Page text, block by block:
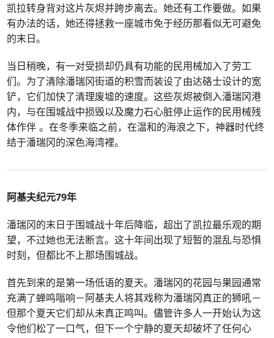
凯拉转身背对这片灰烬并跨步离去。她还有工作要做。如果
有办法的话，她还得拯救一座城市免于经历那看似无可避免
的末日。
当日稍晚，有一对受损却仍具有功能的民用械加入了劳工
们。为了清除潘瑞冈街道的积雪而装设了由达硌士设计的宽
铲，它们加快了清理废墟的速度。这些灰烬被倒入潘瑞冈港
内，与在围城战中损毁以及魔力石心脏停止运作的民用械残
体作伴 。在冬季来临之前，在温和的海浪之下，神器时代终
结于潘瑞冈的深色海湾裡。
阿基夫纪元79年
潘瑞冈的末日于围城战十年后降临，超出了凯拉最乐观的期
望，不过她也无法断言。这十年间出现了短暂的混乱与恐惧
时刻，但都比不上那场围城战。
首先到来的是第一场低语的夏天。潘瑞冈的花园与果园通常
充满了蝉鸣嗡响－阿基夫人将其戏称为潘瑞冈真正的狮吼－
但那个夏天它们却从未真正鸣叫。儘管许多人一开始认为这
令他们松了一口气，但下一个宁静的夏天却破坏了任何心